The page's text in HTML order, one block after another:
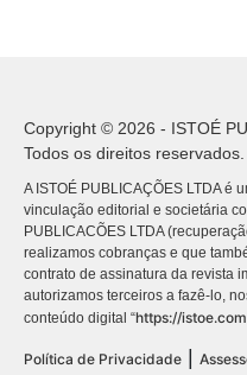
Copyright © 2026 - ISTOÉ
Todos os direitos reservados.
A ISTOÉ PUBLICAÇÕES LTDA é
vinculação editorial e societária
PUBLICACÕES LTDA
realizamos cobranças e que
contrato de assinatura da revista
autorizamos terceiros a fazê-lo,
conteúdo digital “https://
Política de Privacidade